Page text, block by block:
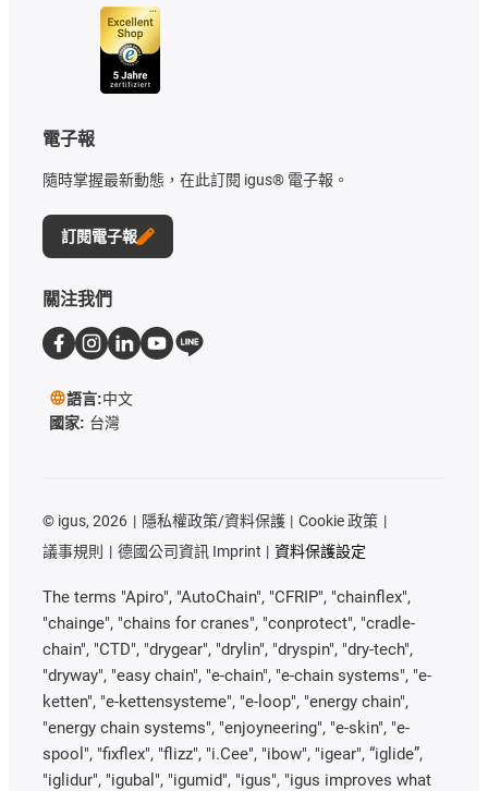
電子報
隨時掌握最新動態，在此訂閱 igus® 電子報。
訂閱電子報
關注我們
語言:中文
國家: 台灣
© igus, 2026 隱私權政策/資料保護
Cookie 政策
議事規則
德國公司資訊 Imprint 資料保護設定
The terms "Apiro", "AutoChain", "CFRIP", "chainflex",
"chainge", "chains for cranes", "conprotect", "cradle-
chain", "CTD", "drygear", "drylin", "dryspin", "dry-tech",
"dryway", "easy chain", "e-chain", "e-chain systems", "e-
ketten", "e-kettensysteme", "e-loop", "energy chain",
"energy chain systems", "enjoyneering", "e-skin", "e-
spool", "fixflex", "flizz", "i.Cee", "ibow", "igear", “iglide”,
"iglidur", "igubal", "igumid", "igus", "igus improves what